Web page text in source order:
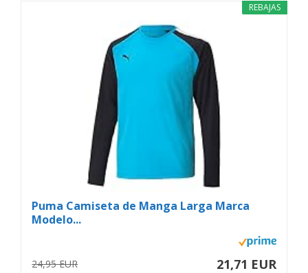
REBAJAS
Puma Camiseta de Manga Larga Marca
Modelo...
24,95 EUR 21,71 EUR